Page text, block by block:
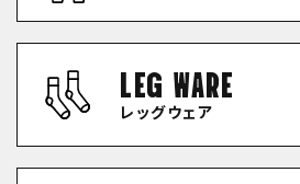
LEG WARE
レッグウェア